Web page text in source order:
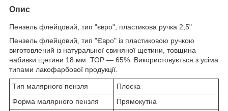
Опис
Пензель флейцовий, тип "євро", пластикова ручка 2,5"
Пензель флейцовий, тип "Євро" із пластиковою ручкою
виготовлений із натуральної свиняної щетини, товщина
набивки щетини 18 мм. ТОР — 65%. Використовується з усіма
типами лакофарбової продукції.
Тип малярного пензля
Плоска
Форма малярного пензля
Прямокутна